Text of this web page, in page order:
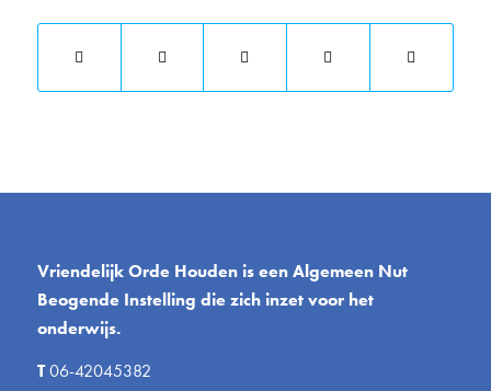
Vriendelijk Orde Houden is een Algemeen Nut
Beogende Instelling die zich inzet voor het
onderwijs.
T06-42045382